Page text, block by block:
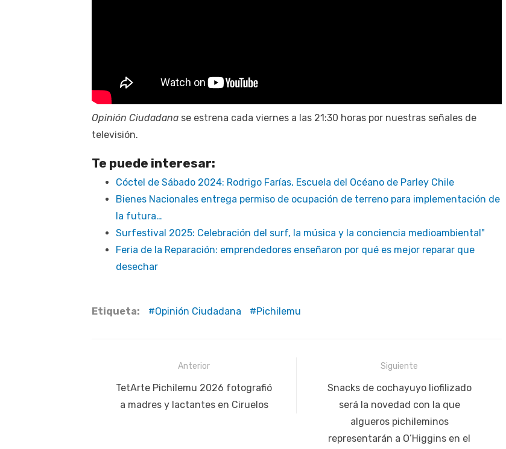
Opinión Ciudadana se estrena cada viernes a las 21:30 horas por nuestras señales de
televisión.
Te puede interesar:
Cóctel de Sábado 2024: Rodrigo Farías, Escuela del Océano de Parley Chile
Bienes Nacionales entrega permiso de ocupación de terreno para implementación de
la futura…
Surfestival 2025: Celebración del surf, la música y la conciencia medioambiental"
Feria de la Reparación: emprendedores enseñaron por qué es mejor reparar que
desechar
Etiqueta: Opinión Ciudadana Pichilemu
Navegación
entradas
Anterior
Publicación
anterior:
TetArte Pichilemu 2026 fotografió
a madres y lactantes en Ciruelos
Siguiente
Siguiente
publicación:
Snacks de cochayuyo liofilizado
será la novedad con la que
algueros pichileminos
representarán a O’Higgins en el